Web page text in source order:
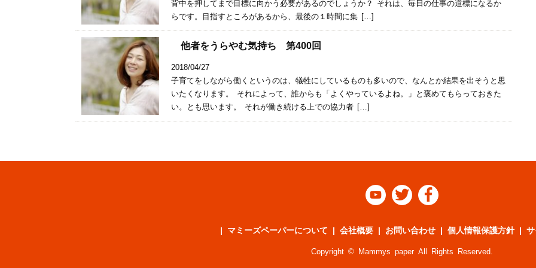
背中を押してまで目標に向かう必要があるのでしょうか？ それは、毎日の仕事の道標になるか
らです。目指すところがあるから、最後の１時間に集 […]
他者をうらやむ気持ち 第400回
2018/04/27
子育てをしながら働くというのは、犠牲にしているものも多いので、なんとか結果を出そうと思
いたくなります。 それによって、誰からも「よくやっているよね。」と褒めてもらっておきた
い。とも思います。 それが働き続ける上での協力者 […]
  
マミーズペーパーについて 会社概要 お問い合わせ 個人情報保護方針
Copyright © Mammys paper All Rights Reserved.